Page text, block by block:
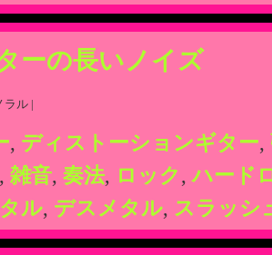
ーの長いノイズ
ラル |
, ディストーションギター,
, 雑音, 奏法, ロック ,ハード
ル, デスメタル, スラッシ